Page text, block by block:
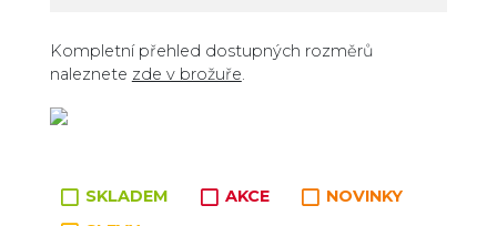
Zboží v kategorii
Kompletní přehled dostupných rozměrů
naleznete zde v brožuře.
SKLADEM AKCE
NOVINKY